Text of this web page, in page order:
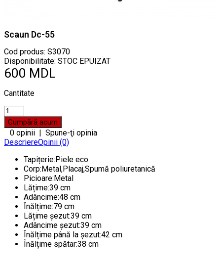
Scaun Dc-55
Cod produs: S3070
Disponibilitate: STOC EPUIZAT
600 MDL
Cantitate
0 opinii | Spune-ţi opinia
DescriereOpinii (0)
Tapițerie:Piele eco
Corp:Metal,Placaj,Spumă poliuretanică
Picioare:Metal
Lățime:39 cm
Adâncime:48 cm
Înălțime:79 cm
Lățime șezut:39 cm
Adâncime șezut:39 cm
Înălțime până la șezut:42 cm
Înălțime spătar:38 cm